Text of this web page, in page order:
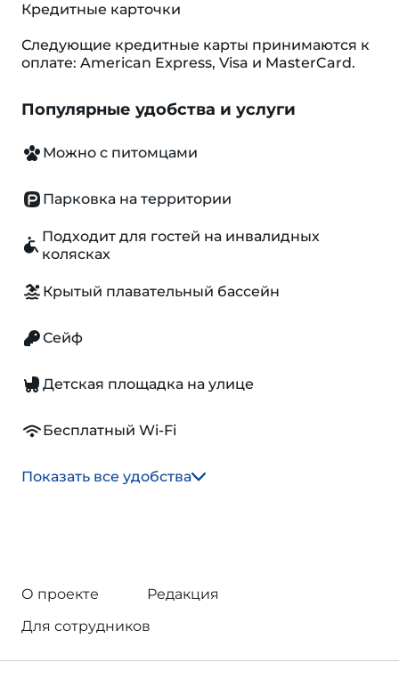
Кредитные карточки
Следующие кредитные карты принимаются к
оплате: American Express, Visa и MasterCard.
Популярные удобства и услуги
Можно с питомцами
Парковка на территории
Подходит для гостей на инвалидных
колясках
Крытый плавательный бассейн
Сейф
Детская площадка на улице
Бесплатный Wi-Fi
Показать все удобства
О проекте
Редакция
Для сотрудников